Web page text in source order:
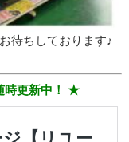
待ちしております♪
時更新中！ ★